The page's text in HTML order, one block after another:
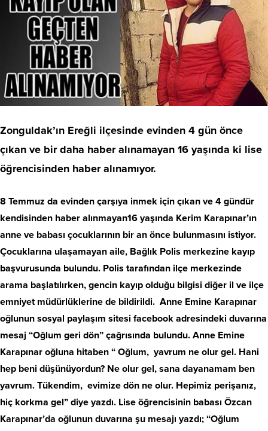
Zonguldak’ın Ereğli ilçesinde evinden 4 gün önce
çıkan ve bir daha haber alınamayan 16 yaşında ki lise
öğrencisinden haber alınamıyor.
8 Temmuz da evinden çarşıya inmek için çıkan ve 4 gündür
kendisinden haber alınmayan16 yaşında Kerim Karapınar’ın
anne ve babası çocuklarının bir an önce bulunmasını istiyor.
Çocuklarına ulaşamayan aile, Bağlık Polis merkezine kayıp
başvurusunda bulundu. Polis tarafından ilçe merkezinde
arama başlatılırken, gencin kayıp olduğu bilgisi diğer il ve ilçe
emniyet müdürlüklerine de bildirildi. Anne Emine Karapınar
oğlunun sosyal paylaşım sitesi facebook adresindeki duvarına
mesaj “Oğlum geri dön” çağrısında bulundu. Anne Emine
Karapınar oğluna hitaben “ Oğlum, yavrum ne olur gel. Hani
hep beni düşünüyordun? Ne olur gel, sana dayanamam ben
yavrum. Tükendim, evimize dön ne olur. Hepimiz perişanız,
hiç korkma gel” diye yazdı. Lise öğrencisinin babası Özcan
Karapınar’da oğlunun duvarına şu mesajı yazdı; “Oğlum